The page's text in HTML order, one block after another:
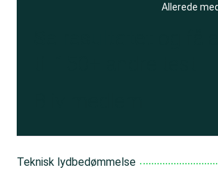
Allerede
Teknisk lydbedømmelse